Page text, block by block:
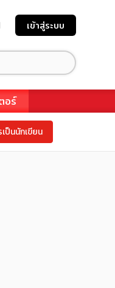
เข้าสู่ระบบ
อร์
ป็นนักเขียน